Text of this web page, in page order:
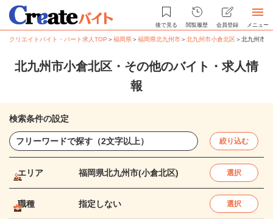
後で見る 閲覧履歴 会員登録 メニュー
クリエイトバイト・パート求人TOP ＞福岡県＞福岡県北九州市＞北九州市小倉北区＞北九州市
北九州市小倉北区・その他のバイト・求人情
報
検索条件の設定
絞り込む
エリア 福岡県北九州市(小倉北区) 選択
職種 指定しない 選択